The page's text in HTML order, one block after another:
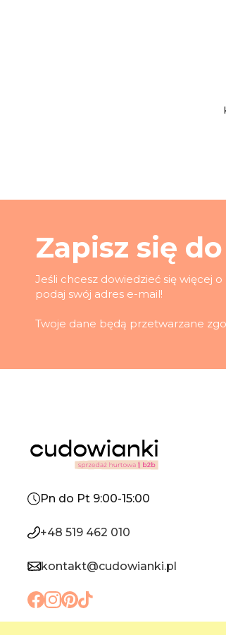
Zapisz się
Jeśli chcesz dowiedzieć się więcej
podaj swój adres e-mail!
Twoje dane będą przetwarzane
Pn do Pt 9:00-15:00
+48 519 462 010
kontakt@cudowianki.pl